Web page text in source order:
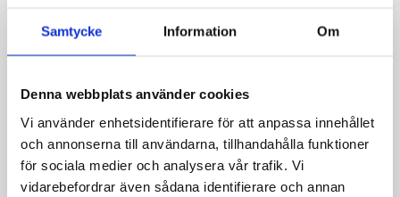
Samtycke Information Om
Denna webbplats använder cookies
Vi använder enhetsidentifierare för att anpassa innehållet
och annonserna till användarna, tillhandahålla funktioner
för sociala medier och analysera vår trafik. Vi
vidarebefordrar även sådana identifierare och annan